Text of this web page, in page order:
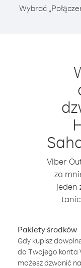
Wybrać
Viber
za
jeden
Pakiety środków
Gdy kupisz
do Twojego konta
możesz dzwonić